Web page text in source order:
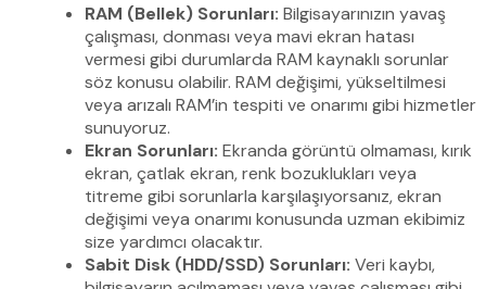
RAM (Bellek) Sorunları: Bilgisayarınızın yavaş
çalışması, donması veya mavi ekran hatası
vermesi gibi durumlarda RAM kaynaklı sorunlar
söz konusu olabilir. RAM değişimi, yükseltilmesi
veya arızalı RAM’in tespiti ve onarımı gibi hizmetler
sunuyoruz.
Ekran Sorunları: Ekranda görüntü olmaması, kırık
ekran, çatlak ekran, renk bozuklukları veya
titreme gibi sorunlarla karşılaşıyorsanız, ekran
değişimi veya onarımı konusunda uzman ekibimiz
size yardımcı olacaktır.
Sabit Disk (HDD/SSD) Sorunları: Veri kaybı,